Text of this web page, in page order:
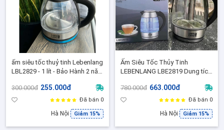
ấm siêu tốc thuỷ tinh Lebenlang
LBL2829 - 1 lít - Bảo Hành 2 năm
300.000đ 255.000đ
Đã bán 0
Hà Nội Giảm 15%
Ấm Siêu Tốc Thủy Tinh
LEBENLANG LBE2819 Dung tích
2 năm chính hãng
780.000đ 663.000đ
Đã bán 0
Hà Nội Giảm 15%